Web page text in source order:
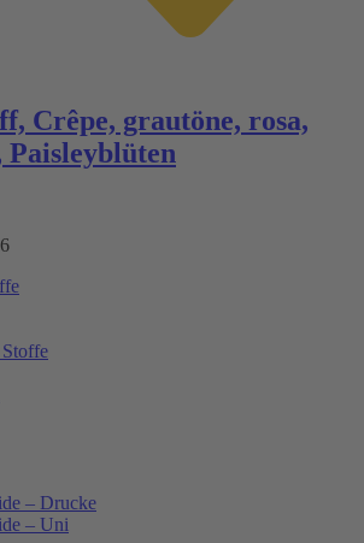
Crêpe, grautöne, rosa,
– Drucke
– Uni